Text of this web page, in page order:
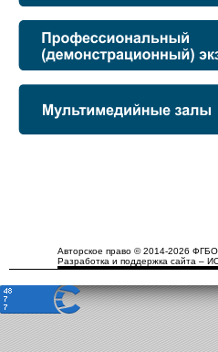
Авторское право © 2014-2026
Разработка и поддержка сайта –